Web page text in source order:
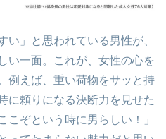
い」と思われている男性が、
い一面。これが、女性の心を
例えば、重い荷物をサッと持
に頼りになる決断力を見せた
こぞという時に男らしい！」